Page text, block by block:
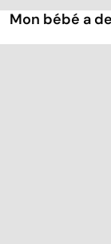
Mon bébé a